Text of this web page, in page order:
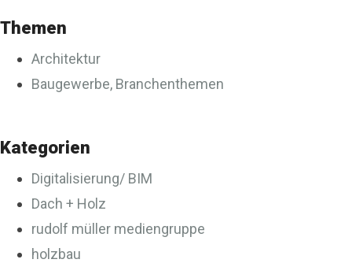
Themen
Architektur
Baugewerbe, Branchenthemen
Kategorien
Digitalisierung/ BIM
Dach + Holz
rudolf müller mediengruppe
holzbau